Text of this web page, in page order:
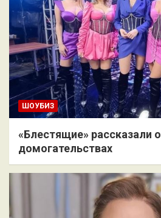
ШОУБИЗ
«Блестящие» рассказали о
домогательствах